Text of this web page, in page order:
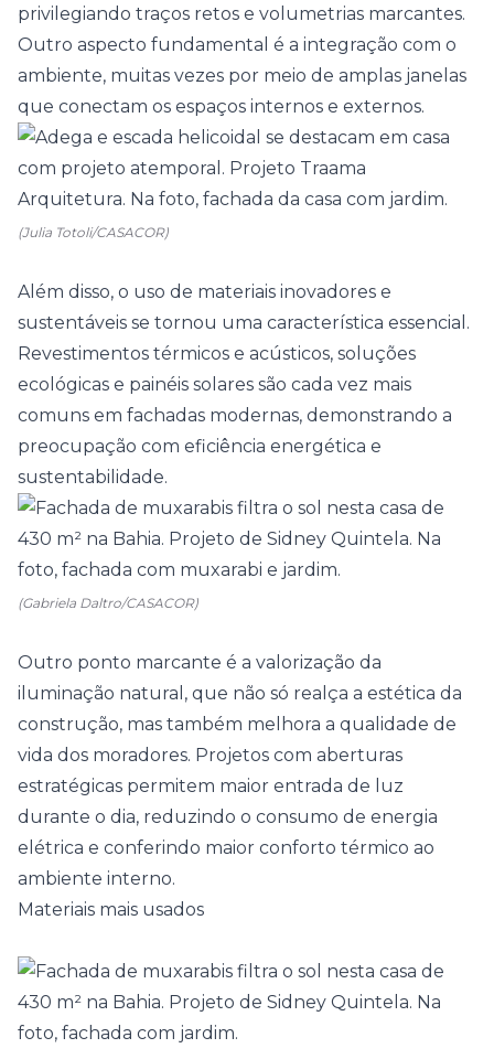
privilegiando traços retos e volumetrias marcantes.
Outro aspecto fundamental é a integração com o
ambiente, muitas vezes por meio de amplas janelas
que conectam os espaços internos e externos.
(Julia Totoli/CASACOR)
Além disso, o uso de materiais inovadores e
sustentáveis se tornou uma característica essencial.
Revestimentos térmicos e acústicos, soluções
ecológicas e painéis solares são cada vez mais
comuns em fachadas modernas, demonstrando a
preocupação com eficiência energética e
sustentabilidade.
(Gabriela Daltro/CASACOR)
Outro ponto marcante é a valorização da
iluminação natural, que não só realça a estética da
construção, mas também melhora a qualidade de
vida dos moradores. Projetos com aberturas
estratégicas permitem maior entrada de luz
durante o dia, reduzindo o consumo de energia
elétrica e conferindo maior conforto térmico ao
ambiente interno.
Materiais mais usados